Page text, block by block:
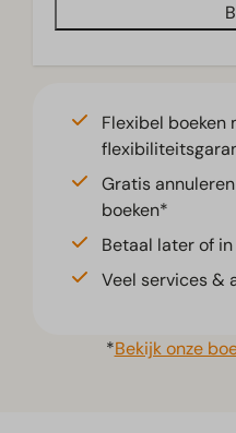
Flexibel boeken
Gratis
boeken*
Betaal later of
Veel services &
*Bekijk onze